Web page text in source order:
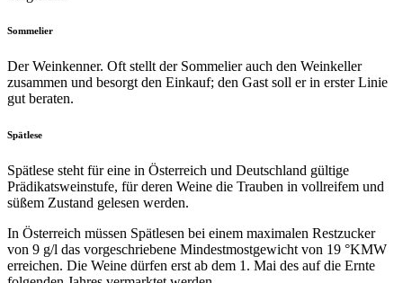
Sommelier
Der Weinkenner. Oft stellt der Sommelier auch den Weinkeller
zusammen und besorgt den Einkauf; den Gast soll er in erster Linie
gut beraten.
Spätlese
Spätlese steht für eine in Österreich und Deutschland gültige
Prädikatsweinstufe, für deren Weine die Trauben in vollreifem und
süßem Zustand gelesen werden.
In Österreich müssen Spätlesen bei einem maximalen Restzucker
von 9 g/l das vorgeschriebene Mindestmostgewicht von 19 °KMW
erreichen. Die Weine dürfen erst ab dem 1. Mai des auf die Ernte